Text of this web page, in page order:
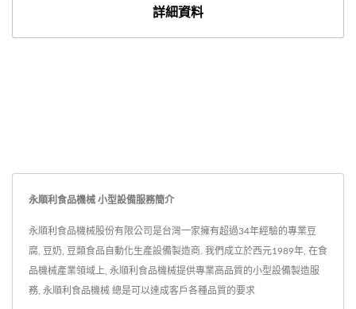
詳細資料
永順利食品機械 小型設備服務簡介
永順利食品機械股份有限公司是台灣一家擁有超過34年經驗的專業豆
腐, 豆奶, 豆類食品自動化生產設備製造商. 我們成立於西元1989年, 在食
品機械產業領域上, 永順利食品機械提供專業高品質的小型設備製造服
務, 永順利食品機械 總是可以達成客戶各種品質的要求